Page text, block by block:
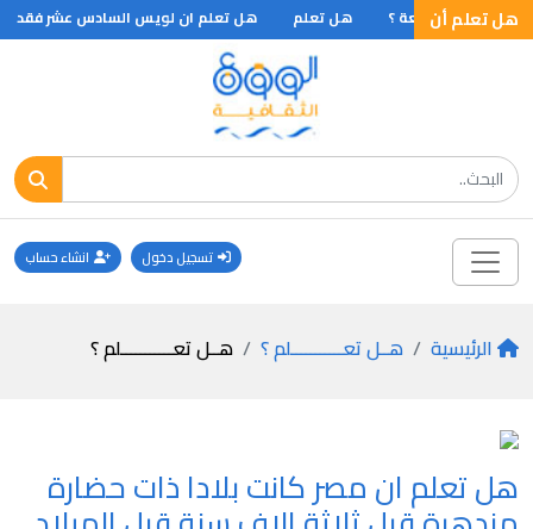
هل تعلم أن
الجمعة الجمعة ؟ هل تعلم هل تعلم ان لويس السادس عشر فقد
تسجيل دخول انشاء حساب
الرئيسية هــل تعـــــــــــلم ؟ هــل تعـــــــــــلم ؟
هل تعلم ان مصر كانت بلادا ذات حضارة